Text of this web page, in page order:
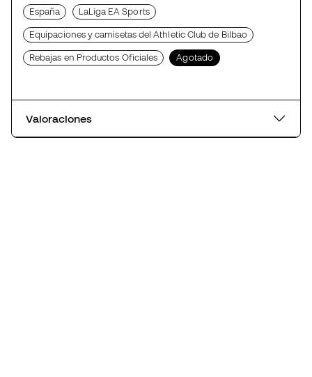
España LaLiga EA Sports
Equipaciones y camisetas del Athletic Club de Bilbao
Rebajas en Productos Oficiales Agotado
Valoraciones